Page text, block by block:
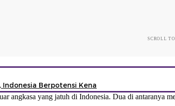
SCROLL
Berpotensi Kena
angkasa yang jatuh di Indonesia. Dua di antaranya